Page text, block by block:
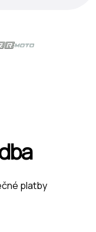
platby